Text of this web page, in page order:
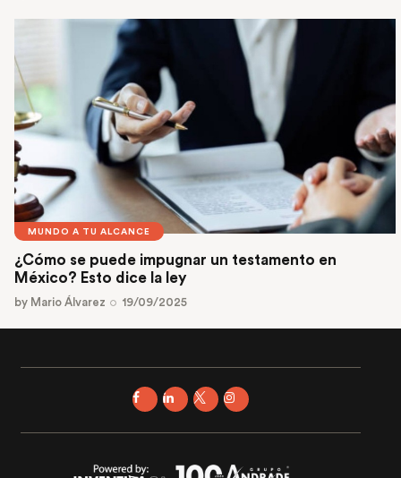
MUNDO A TU ALCANCE
¿Cómo se puede impugnar un testamento en
México? Esto dice la ley
by Mario Álvarez 19/09/2025